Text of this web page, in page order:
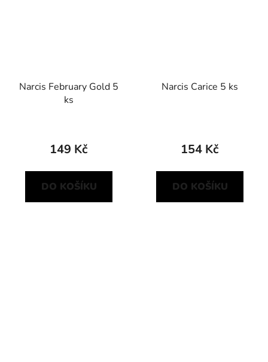
Narcis February Gold 5
ks
149 Kč
DO KOŠÍKU
Narcis Carice 5 ks
154 Kč
DO KOŠÍKU